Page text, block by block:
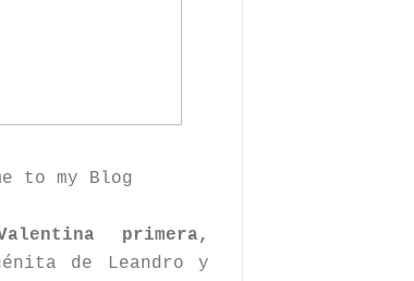
to my Blog
primera,
de Leandro y